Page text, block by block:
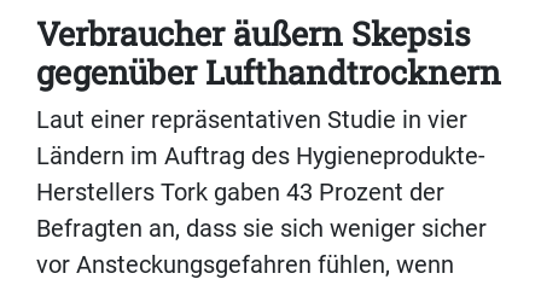
Verbraucher äußern Skepsis
gegenüber Lufthandtrocknern
Laut einer repräsentativen Studie in vier
Ländern im Auftrag des Hygieneprodukte-
Herstellers Tork gaben 43 Prozent der
Befragten an, dass sie sich weniger sicher
vor Ansteckungsgefahren fühlen, wenn